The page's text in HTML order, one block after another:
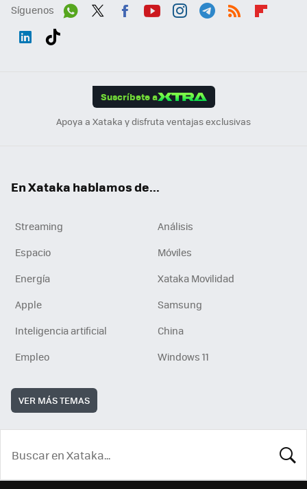
Síguenos
Suscríbete a
Apoya a Xataka y disfruta ventajas exclusivas
En Xataka hablamos de...
Streaming
Análisis
Espacio
Móviles
Energía
Xataka Movilidad
Apple
Samsung
Inteligencia artificial
China
Empleo
Windows 11
VER MÁS TEMAS